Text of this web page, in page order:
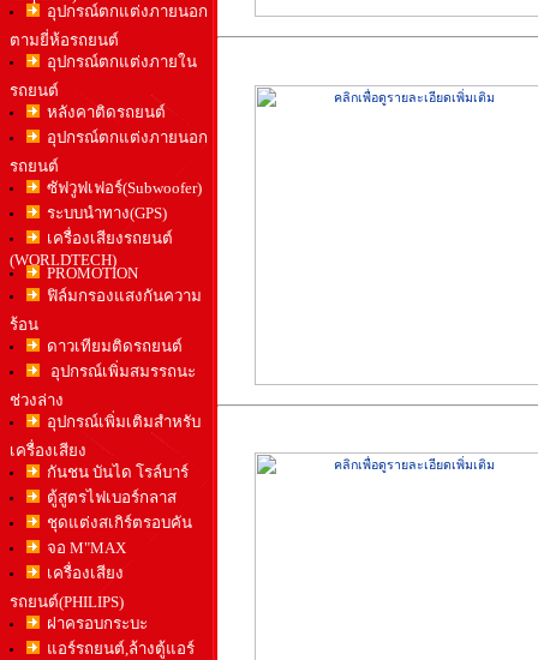
อุปกรณ์ตกแต่งภายนอก
ตามยี่ห้อรถยนต์
อุปกรณ์ตกแต่งภายใน
รถยนต์
หลังคาติดรถยนต์
อุปกรณ์ตกแต่งภายนอก
รถยนต์
ซัฟวูฟเฟอร์(Subwoofer)
ระบบนำทาง(GPS)
เครื่องเสียงรถยนต์
(WORLDTECH)
PROMOTION
ฟิล์มกรองแสงกันความ
ร้อน
ดาวเทียมติดรถยนต์
อุปกรณ์เพิ่มสมรรถนะ
ช่วงล่าง
อุปกรณ์เพิ่มเติมสำหรับ
เครื่องเสียง
กันชน บันได โรล์บาร์
ตู้สูตรไฟเบอร์กลาส
ชุดแต่งสเกิร์ตรอบคัน
จอ M"MAX
เครื่องเสียง
รถยนต์(PHILIPS)
ฝาครอบกระบะ
แอร์รถยนต์,ล้างตู้แอร์